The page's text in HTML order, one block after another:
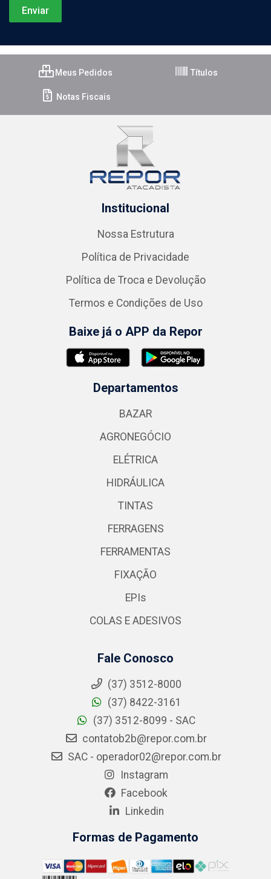
Meus Pedidos Títulos
Notas Fiscais
Institucional
Nossa Estrutura
Política de Privacidade
Política de Troca e Devolução
Termos e Condições de Uso
Baixe já o APP da Repor
Departamentos
BAZAR
AGRONEGÓCIO
ELÉTRICA
HIDRÁULICA
TINTAS
FERRAGENS
FERRAMENTAS
FIXAÇÃO
EPIs
COLAS E ADESIVOS
Fale Conosco
(37) 3512-8000
(37) 8422-3161
(37) 3512-8099 - SAC
contatob2b@repor.com.br
SAC - operador02@repor.com.br
Instagram
Facebook
Linkedin
Formas de Pagamento